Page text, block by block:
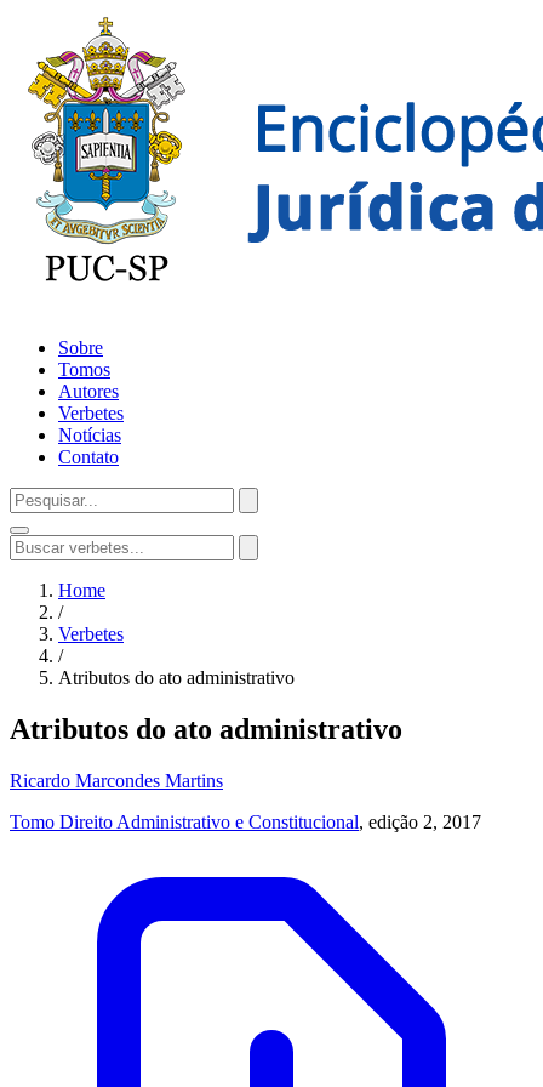
Sobre
Tomos
Autores
Verbetes
Notícias
Contato
Home
/
Verbetes
/
Atributos do ato administrativo
Atributos do ato administrativo
Ricardo Marcondes Martins
Tomo Direito Administrativo e Constitucional, edição 2, 2017